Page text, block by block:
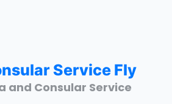
Service Fly
and Consular Service